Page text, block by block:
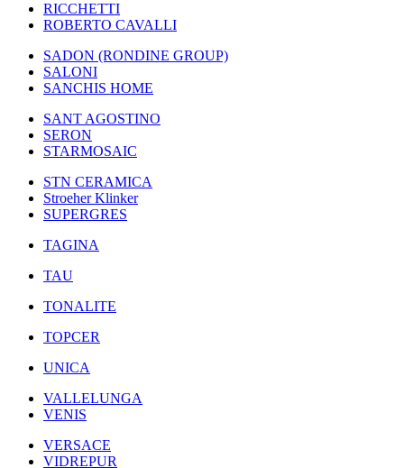
RICCHETTI
ROBERTO CAVALLI
SADON (RONDINE GROUP)
SALONI
SANCHIS HOME
SANT AGOSTINO
SERON
STARMOSAIC
STN CERAMICA
Stroeher Klinker
SUPERGRES
TAGINA
TAU
TONALITE
TOPCER
UNICA
VALLELUNGA
VENIS
VERSACE
VIDREPUR